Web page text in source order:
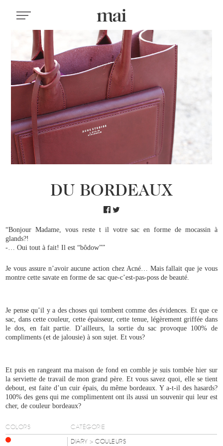
DU BORDEAUX
“Bonjour Madame, vous reste t il votre sac en forme de mocassin à
glands?!
-… Oui tout à fait! Il est “bôdow””
Je vous assure n’avoir aucune action chez Acné… Mais fallait que je vous
montre cette savate en forme de sac que-c’est-pas-poss de beauté.
Je pense qu’il y a des choses qui tombent comme des évidences. Et que ce
sac, dans cette couleur, cette épaisseur, cette tenue, légèrement griffée dans
le dos, en fait partie. D’ailleurs, la sortie du sac provoque 100% de
compliments (et de jalousie) à son sujet. Et vous?
Et puis en rangeant ma maison de fond en comble je suis tombée hier sur
la serviette de travail de mon grand père. Et vous savez quoi, elle se tient
debout, est faite d’un cuir épais, du même bordeaux. Y a-t-il des hasards?
100% des gens qui me complimentent ont ils aussi un souvenir qui leur est
cher, de couleur bordeaux?
COLORS CATÉGORIE
DIARY> COULEURS